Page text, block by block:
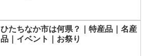
ひたちなか市は何県？｜特産品｜名産
品｜イベント｜お祭り